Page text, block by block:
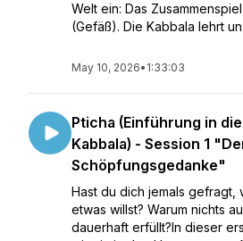
Welt ein: Das
(Gefäß). Die Kabbala lehrt
May 10, 2026• 1:33:03
Pticha (Einführung in
Kabbala) - Session 1
Schöpfungsgedanke"
Hast du dich jemals gefragt,
etwas willst? Warum nichts
dauerhaft erfüllt?In dieser